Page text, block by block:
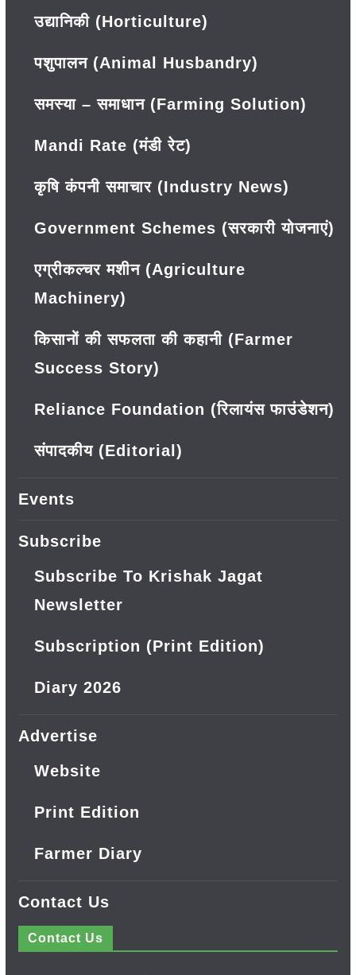
उद्यानिकी (Horticulture)
पशुपालन (Animal Husbandry)
समस्या – समाधान (Farming Solution)
Mandi Rate (मंडी रेट)
कृषि कंपनी समाचार (Industry News)
Government Schemes (सरकारी योजनाएं)
एग्रीकल्चर मशीन (Agriculture
Machinery)
किसानों की सफलता की कहानी (Farmer
Success Story)
Reliance Foundation (रिलायंस फाउंडेशन)
संपादकीय (Editorial)
Events
Subscribe
Subscribe To Krishak Jagat
Newsletter
Subscription (Print Edition)
Diary 2026
Advertise
Website
Print Edition
Farmer Diary
Contact Us
Contact Us